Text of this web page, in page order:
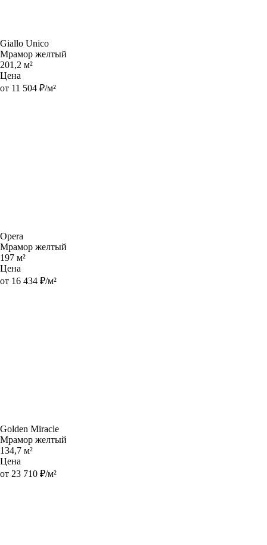
Giallo Unico
Мрамор желтый
201,2 м²
Цена
от 11 504 ₽/м²
Opera
Мрамор желтый
197 м²
Цена
от 16 434 ₽/м²
Golden Miracle
Мрамор желтый
134,7 м²
Цена
от 23 710 ₽/м²